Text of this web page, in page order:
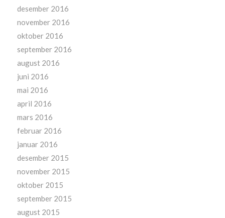
desember 2016
november 2016
oktober 2016
september 2016
august 2016
juni 2016
mai 2016
april 2016
mars 2016
februar 2016
januar 2016
desember 2015
november 2015
oktober 2015
september 2015
august 2015